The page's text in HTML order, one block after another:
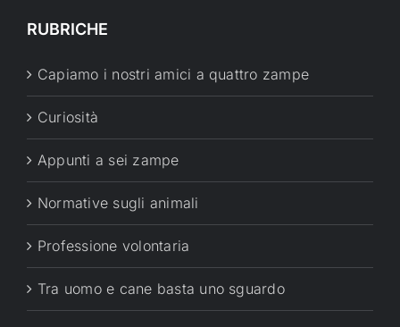
RUBRICHE
Capiamo i nostri amici a quattro zampe
Curiosità
Appunti a sei zampe
Normative sugli animali
Professione volontaria
Tra uomo e cane basta uno sguardo